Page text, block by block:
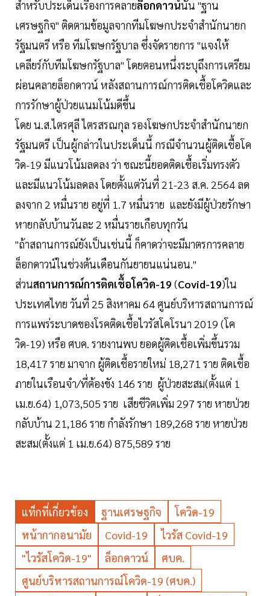
สำหรับประเด็นเรื่องการคลายล็อกดาวน์นั้น "ฐาน
เศรษฐกิจ" ติดตามข้อมูลจากทีมโฆษกประจำสำนักนายก
รัฐมนตรี หรือ ทีมโฆษกรัฐบาล ซึ่งจัดรายการ "แจงให้
เคลียร์กับทีมโฆษกรัฐบาล" โดยตอนหนึ่งระบุถึงการเตรียม
ผ่อนคลายล็อกดาวน์ หลังสถานการณ์การติดเชื้อโควิดและ
การรักษาผู้ป่วยแนมโน้มดีขึ้น
โดย น.ส.ไตรศุลี ไตรสรณกุล รองโฆษกประจำสำนักนายก
รัฐมนตรี เป็นผู้กล่าวในประเด็นนี้ กรณีจำนวนผู้ติดเชื้อโค
วิด-19 มีแนวโน้มลดลง ว่า ขณะนี้ยอดติดเชื้อเริ่มทรงตัว
และมีแนวโน้มลดลง โดยตั้งแต่วันที่ 21-23 ส.ค. 2564 ลด
ลงจาก 2 หมื่นราย อยู่ที่ 1.7 หมื่นราย และยังมีผู้ป่วยรักษา
หายกลับบ้านวันละ 2 หมื่นรายเกือบทุกวัน
"ถ้าสถานการณ์ยังเป็นเช่นนี้ ก็คาดว่าจะมีมาตรการคลาย
ล็อกดาวน์ในช่วงต้นเดือนกันยายนแน่นอน."
ส่วนสถานการณ์การติดเชื้อโควิด-19 (Covid-19)ใน
ประเทศไทย วันที่ 25 สิงหาคม 64 ศูนย์บริหารสถานการณ์
การแพร่ระบาดของโรคติดเชื้อไวรัสโคโรนา 2019 (โค
วิด-19) หรือ ศบค. รายงานพบ ยอดผู้ติดเชื้อเพิ่มขึ้นรวม
18,417 ราย มาจาก ผู้ติดเชื้อรายใหม่ 18,271 ราย ติดเชื้อ
ภายในเรือนจำ/ที่ต้องขัง 146 ราย ผู้ป่วยสะสม(ตั้งแต่ 1
เม.ย.64) 1,073,505 ราย เสียชีวิตเพิ่ม 297 ราย หายป่วย
กลับบ้าน 21,186 ราย กำลังรักษา 189,268 ราย หายป่วย
สะสม(ตั้งแต่ 1 เม.ย.64) 875,589 ราย
แท็กที่เกี่ยวข้อง ฐานเศรษฐกิจ
โควิด-19
หน้ากากอนามัย
Covid-19
ไวรัส Covid-19
"ไวรัสโควิด-19"
ล็อกดาวน์
ศบค.
ศูนย์บริหารสถานการณ์โควิด-19 (ศบค.)